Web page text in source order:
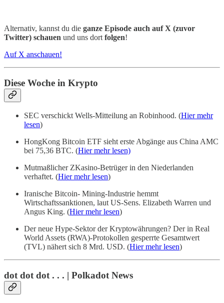
Alternativ, kannst du die ganze Episode auch auf X (zuvor
Twitter) schauen und uns dort folgen!
Auf X anschauen!
Diese Woche in Krypto
SEC verschickt Wells-Mitteilung an Robinhood. (Hier mehr
lesen)
HongKong Bitcoin ETF sieht erste Abgänge aus China AMC
bei 75,36 BTC. (Hier mehr lesen)
Mutmaßlicher ZKasino-Betrüger in den Niederlanden
verhaftet. (Hier mehr lesen)
Iranische Bitcoin- Mining-Industrie hemmt
Wirtschaftssanktionen, laut US-Sens. Elizabeth Warren und
Angus King. (Hier mehr lesen)
Der neue Hype-Sektor der Kryptowährungen? Der in Real
World Assets (RWA)-Protokollen gesperrte Gesamtwert
(TVL) nähert sich 8 Mrd. USD. (Hier mehr lesen)
dot dot dot . . . | Polkadot News